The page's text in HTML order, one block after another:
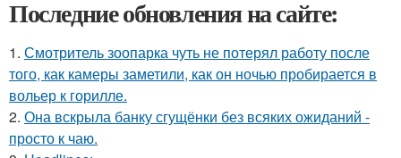
Последние обновления на сайте:
1. Смотритель зоопарка чуть не потерял работу после
того, как камеры заметили, как он ночью пробирается в
вольер к горилле.
2. Она вскрыла банку сгущёнки без всяких ожиданий -
просто к чаю.